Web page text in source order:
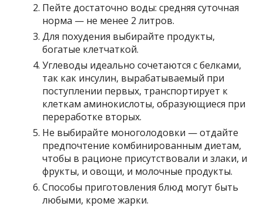
Пейте достаточно воды: средняя суточная
норма — не менее 2 литров.
Для похудения выбирайте продукты,
богатые клетчаткой.
Углеводы идеально сочетаются с белками,
так как инсулин, вырабатываемый при
поступлении первых, транспортирует к
клеткам аминокислоты, образующиеся при
переработке вторых.
Не выбирайте моноголодовки — отдайте
предпочтение комбинированным диетам,
чтобы в рационе присутствовали и злаки, и
фрукты, и овощи, и молочные продукты.
Способы приготовления блюд могут быть
любыми, кроме жарки.